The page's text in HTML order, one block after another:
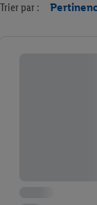
Trier par :